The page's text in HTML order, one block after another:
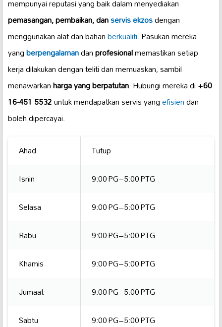
mempunyai reputasi yang baik dalam menyediakan
pemasangan, pembaikan, danservis ekzosdengan
menggunakan alat dan bahanberkualiti. Pasukan mereka
yangberpengalamandanprofesionalmemastikan setiap
kerja dilakukan dengan teliti dan memuaskan, sambil
menawarkanharga yang berpatutan. Hubungi mereka di+60
16-451 5532untuk mendapatkan servis yangefisiendan
boleh dipercayai.
Ahad
Tutup
Isnin
9:00 PG–5:00 PTG
Selasa
9:00 PG–5:00 PTG
Rabu
9:00 PG–5:00 PTG
Khamis
9:00 PG–5:00 PTG
Jumaat
9:00 PG–5:00 PTG
Sabtu
9:00 PG–5:00 PTG